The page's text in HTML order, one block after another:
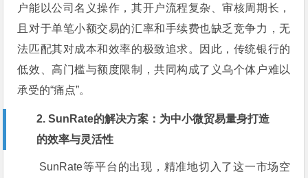
户能以公司名义操作，其开户流程复杂、审核周期长，
且对于单笔小额交易的汇率和手续费也缺乏竞争力，无
法匹配其对成本和效率的极致追求。因此，传统银行的
低效、高门槛与额度限制，共同构成了义乌个体户难以
承受的“痛点”。
2. SunRate的解决方案：为中小微贸易量身打造
的效率与灵活性
SunRate等平台的出现，精准地切入了这一市场空